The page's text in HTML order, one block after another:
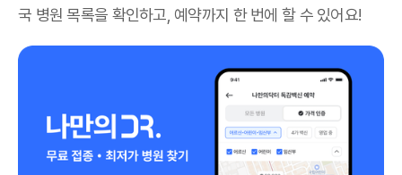
국 병원 목록을 확인하고, 예약까지 한 번에 할 수 있어요!